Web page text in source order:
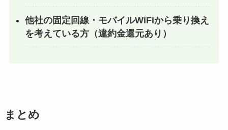
他社の固定回線・モバイルWiFiから乗り換え
を考えている方（違約金還元あり）
まとめ